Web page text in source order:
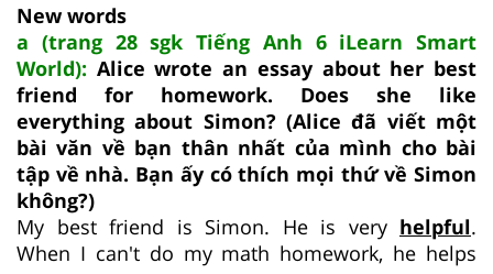
New words
a (trang 28 sgk Tiếng Anh 6 iLearn Smart
World): Alice wrote an essay about her best
friend for homework. Does she like
everything about Simon? (Alice đã viết một
bài văn về bạn thân nhất của mình cho bài
tập về nhà. Bạn ấy có thích mọi thứ về Simon
không?)
My best friend is Simon. He is very helpful.
When I can't do my math homework, he helps